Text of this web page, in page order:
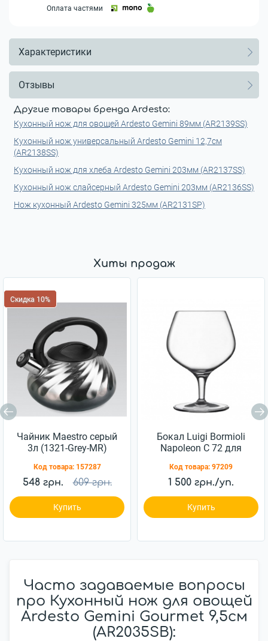
Оплата частями
Характеристики
Отзывы
Другие товары бренда Ardesto:
Кухонный нож для овощей Ardesto Gemini 89мм (AR2139SS)
Кухонный нож универсальный Ardesto Gemini 12,7см
(AR2138SS)
Кухонный нож для хлеба Ardesto Gemini 203мм (AR2137SS)
Кухонный нож слайсерный Ardesto Gemini 203мм (AR2136SS)
Нож кухонный Ardesto Gemini 325мм (AR2131SP)
Хиты продаж
Скидка 10%
Чайник Maestro серый
3л (1321-Grey-MR)
Код товара: 157287
548 грн. 609 грн.
Купить
Бокал Luigi Bormioli
Napoleon C 72 для
(10194/01)
Код товара: 97209
1 500 грн./уп.
Купить
Часто задаваемые вопросы
про Кухонный нож для овощей
Ardesto Gemini Gourmet 9,5см
(AR2035SB):